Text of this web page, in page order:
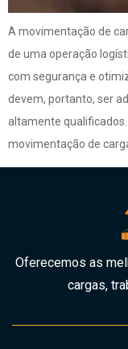
A movimentação de
de uma operação
com segurança e
devem, portanto, ser
altamente
movimentação de
Oferecemos as
cargas,